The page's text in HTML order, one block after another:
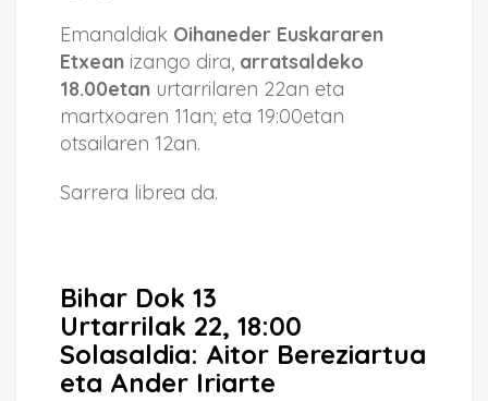
Emanaldiak Oihaneder Euskararen
Etxean izango dira, arratsaldeko
18.00etan urtarrilaren 22an eta
martxoaren 11an; eta 19:00etan
otsailaren 12an.
Sarrera librea da.
Bihar Dok 13
Urtarrilak 22, 18:00
Solasaldia: Aitor Bereziartua
eta Ander Iriarte